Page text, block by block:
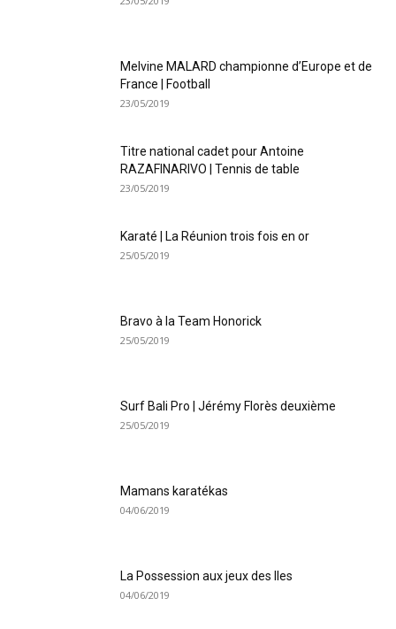
Melvine MALARD championne d’Europe et de
France | Football
23/05/2019
Titre national cadet pour Antoine
RAZAFINARIVO | Tennis de table
23/05/2019
Karaté | La Réunion trois fois en or
25/05/2019
Bravo à la Team Honorick
25/05/2019
Surf Bali Pro | Jérémy Florès deuxième
25/05/2019
Mamans karatékas
04/06/2019
La Possession aux jeux des Iles
04/06/2019